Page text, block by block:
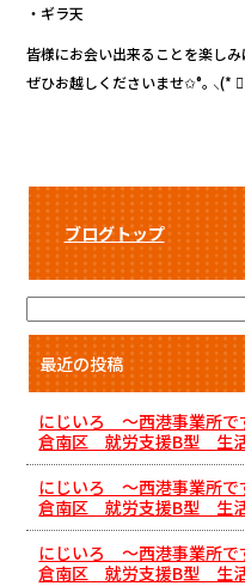
・ギラ天
皆様にお会い出来ることを楽し
ぜひお越しくださいませ✩°｡
ブログトップ
最近の投稿
にじいろ ～西港事業所
倉南区 就労支援B型 生
にじいろ ～西港事業所
倉南区 就労支援B型 生
にじいろ ～西港事業所
倉南区 就労支援B型 生